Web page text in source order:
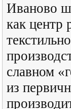
Иваново
как центр
славном
из